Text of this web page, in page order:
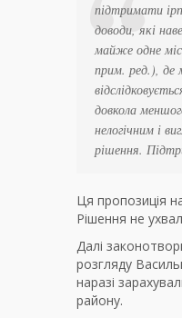
підтримати
доводи, які
майже одне
прим. ред.),
довкола
нелогічним і
рішення.
Ця пропозиція
Рішення не
Далі
розгляду
наразі
району.